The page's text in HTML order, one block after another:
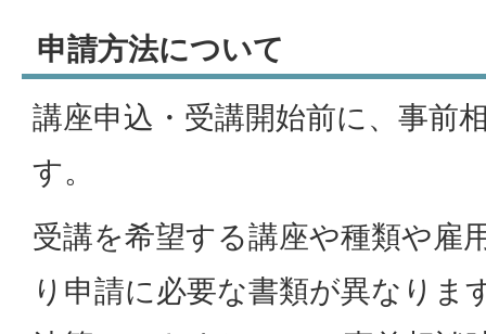
申請方法について
講座申込・受講開始前に、事前
す。
受講を希望する講座や種類や雇
り申請に必要な書類が異なりま